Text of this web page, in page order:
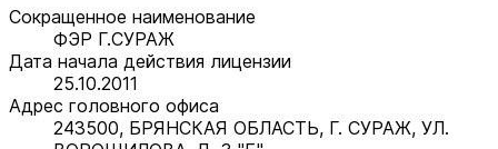
Сокращенное наименование
ФЭР Г.СУРАЖ
Дата начала действия лицензии
25.10.2011
Адрес головного офиса
243500, БРЯНСКАЯ ОБЛАСТЬ, Г. СУРАЖ, УЛ.